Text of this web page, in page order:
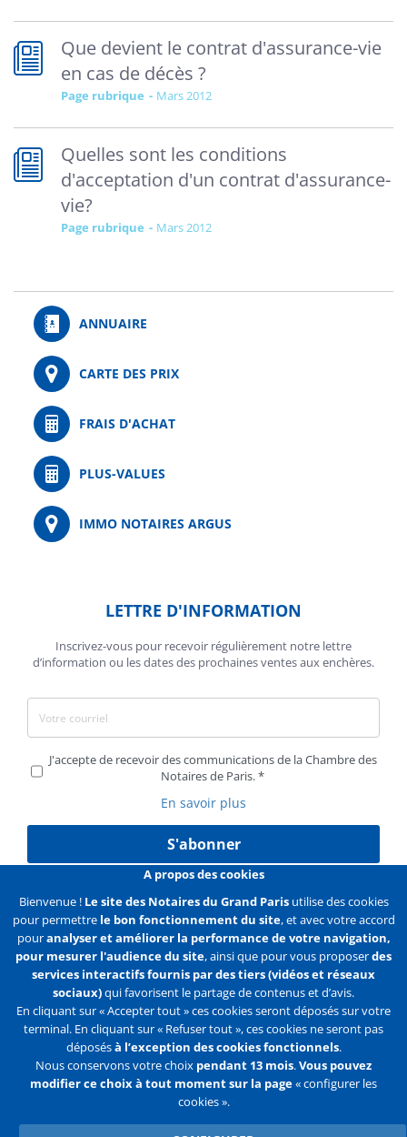
Que devient le contrat d'assurance-vie
en cas de décès ?
Page rubrique mars 2012
Quelles sont les conditions
d'acceptation d'un contrat d'assurance-
vie?
Page rubrique mars 2012
ANNUAIRE
CARTE DES PRIX
FRAIS D'ACHAT
PLUS-VALUES
IMMO NOTAIRES ARGUS
LETTRE D'INFORMATION
Inscrivez-vous pour recevoir régulièrement notre lettre
d’information ou les dates des prochaines ventes aux enchères.
J'accepte de recevoir des communications de la Chambre des
Notaires de Paris.
En savoir plus
S'abonner
Liens Mentions légales Données personnelles
Politique des cookies Configurer les cookies
Liens
2e
ligne
Accueil Contact Plan du site
Flux
FacebookYoutube
Twitter
A propos des cookies
Bienvenue ! Le site des Notaires du Grand Parisutilise des cookies
pour permettre le bon fonctionnement du site, et avec votre accord
pouranalyser et améliorer la performance de votre navigation,
pour mesurer l'audience du site, ainsi que pour vous proposerdes
services interactifs fournis par des tiers (vidéos et réseaux
sociaux)qui favorisent le partage de contenus et d’avis.
En cliquant sur « Accepter tout » ces cookies seront déposés sur votre
terminal. En cliquant sur « Refuser tout », ces cookies ne seront pas
déposésà l’exception des cookies fonctionnels.
Nous conservons votre choix pendant 13 mois.Vous pouvez
modifier ce choix à tout moment sur la page« configurer les
cookies ».